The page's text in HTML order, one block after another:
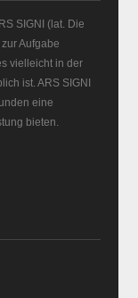
SIGNI (lat. Die
Aufgabe
vielleicht in der
ist. ARS SIGNI
eine
bieten.